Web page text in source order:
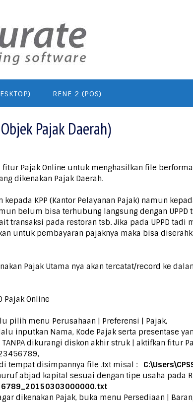
RENE 2 (POS)
Pajak Daerah)
Pajak Online untuk menghasilkan file
dikenakan Pajak Daerah.
KPP (Kantor Pelayanan Pajak) namun
belum bisa terhubung langsung dengan
transaksi pada restoran tsb. Jika pada UPPD
untuk pembayaran pajaknya maka bisa
Pajak Utama nya akan tercatat/record ke
pilih menu Perusahaan | Preferensi | Pajak,
inputkan Nama, Kode Pajak serta presentase
dikurangi diskon akhir struk | aktifkan fitur
tempat disimpannya file .txt misal :
abjad kapital sesuai dengan tipe usaha pada
dikenakan Pajak, buka menu Persediaan |